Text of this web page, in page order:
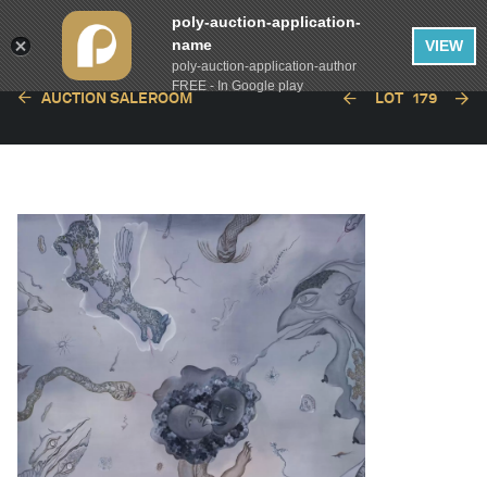
AUCTION SALEROOM LOT 179
poly-auction-application-
name
poly-auction-application-author
FREE - In Google play
VIEW